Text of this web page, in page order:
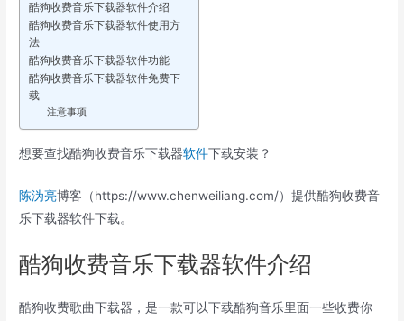
酷狗收费音乐下载器软件介绍
酷狗收费音乐下载器软件使用方
法
酷狗收费音乐下载器软件功能
酷狗收费音乐下载器软件免费下
载
注意事项
想要查找酷狗收费音乐下载器软件下载安装？
陈沩亮博客（https://www.chenweiliang.com/）提供酷狗收费音
乐下载器软件下载。
酷狗收费音乐下载器软件介绍
酷狗收费歌曲下载器，是一款可以下载酷狗音乐里面一些收费你